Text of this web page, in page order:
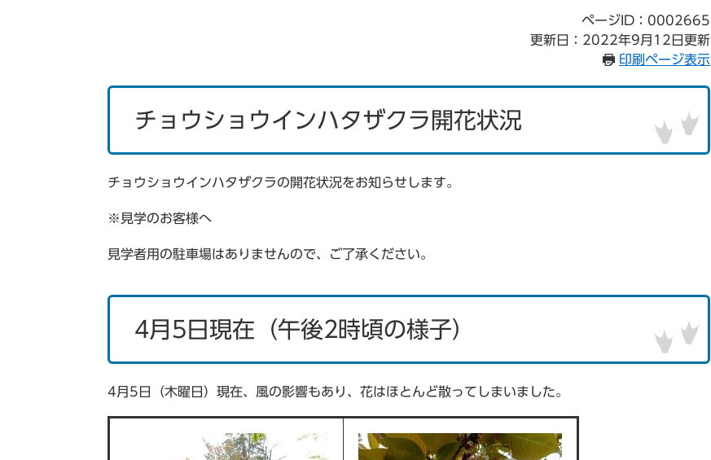
ページID：0002665
更新日：2022年9月12日更新
印刷ページ表示
チョウショウインハタザクラ開花状況
チョウショウインハタザクラの開花状況をお知らせします。
※見学のお客様へ
見学者用の駐車場はありませんので、ご了承ください。
4月5日現在（午後2時頃の様子）
4月5日（木曜日）現在、風の影響もあり、花はほとんど散ってしまいました。